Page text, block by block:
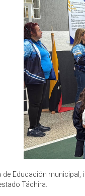
de Educación
Táchira.